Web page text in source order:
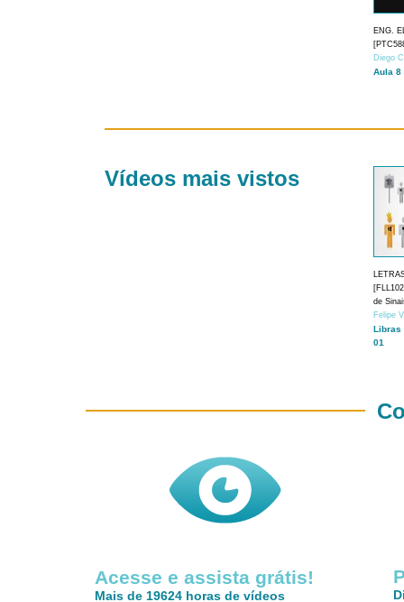
ENG.
Diego
Aula 8
Vídeos mais vistos
de
Felipe
Libras
01
Acesse e assista grátis!
Mais de 19624 horas de vídeos